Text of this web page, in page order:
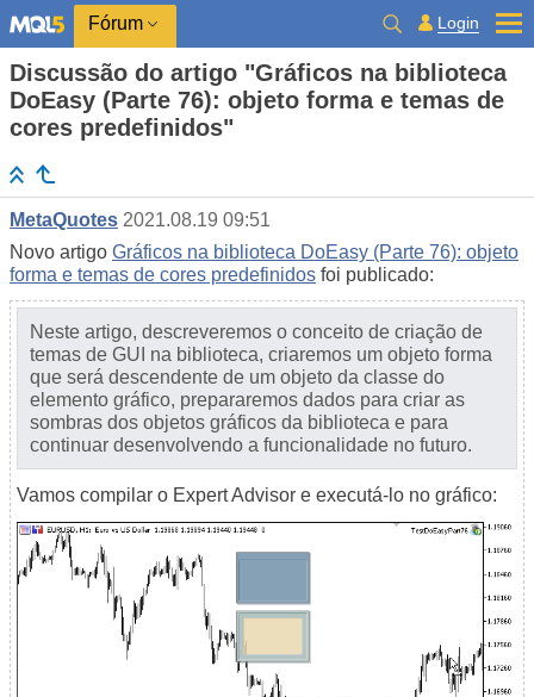
Fórum Login
Discussão do artigo "Gráficos na biblioteca
DoEasy (Parte 76): objeto forma e temas de
cores predefinidos"
MetaQuotes 2021.08.19 09:51
Novo artigo Gráficos na biblioteca DoEasy (Parte 76): objeto
forma e temas de cores predefinidos foi publicado:
Neste artigo, descreveremos o conceito de criação de
temas de GUI na biblioteca, criaremos um objeto forma
que será descendente de um objeto da classe do
elemento gráfico, prepararemos dados para criar as
sombras dos objetos gráficos da biblioteca e para
continuar desenvolvendo a funcionalidade no futuro.
Vamos compilar o Expert Advisor e executá-lo no gráfico: